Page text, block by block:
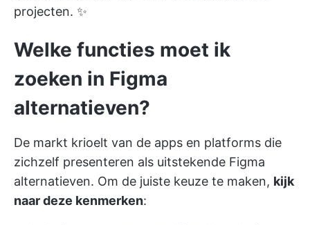
projecten. ✨
Welke functies moet ik
zoeken in Figma
alternatieven?
De markt krioelt van de apps en platforms die
zichzelf presenteren als uitstekende Figma
alternatieven. Om de juiste keuze te maken, kijk
naar deze kenmerken: